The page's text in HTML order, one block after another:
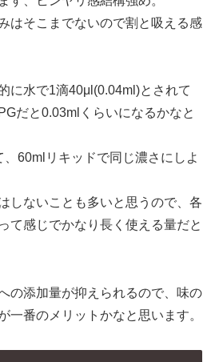
はそこまでないので割と吸える感
に水で1滴40μl(0.04ml)とされて
だと0.03mlくらいになるかなと
60mlリキッドで同じ濃さにしよ
しないことも多いと思うので、各
て感じでかなり長く使える量だと
の添加量が抑えられるので、味の
一番のメリットかなと思います。